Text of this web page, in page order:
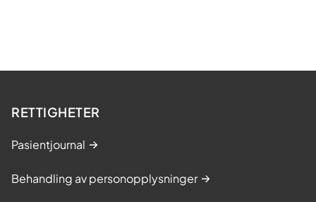
RETTIGHETER
Pasientjournal
Behandling av personopplysninger